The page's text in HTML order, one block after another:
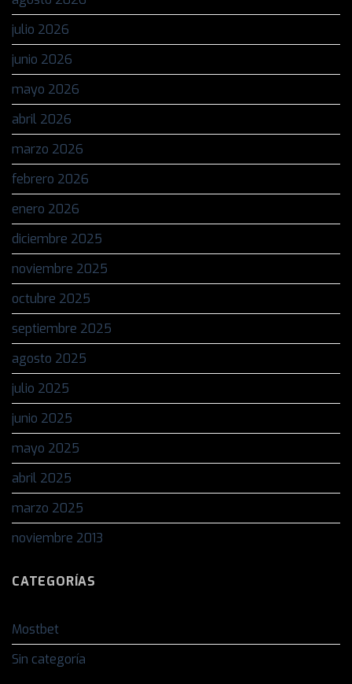
julio 2026
junio 2026
mayo 2026
abril 2026
marzo 2026
febrero 2026
enero 2026
diciembre 2025
noviembre 2025
octubre 2025
septiembre 2025
agosto 2025
julio 2025
junio 2025
mayo 2025
abril 2025
marzo 2025
noviembre 2013
CATEGORÍAS
Mostbet
Sin categoría